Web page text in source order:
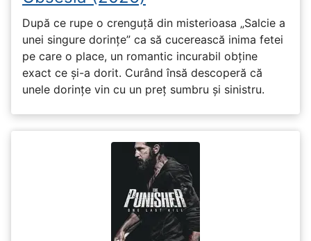
După ce rupe o crenguță din misterioasa „Salcie a
unei singure dorințe” ca să cucerească inima fetei
pe care o place, un romantic incurabil obține
exact ce și-a dorit. Curând însă descoperă că
unele dorințe vin cu un preț sumbru și sinistru.